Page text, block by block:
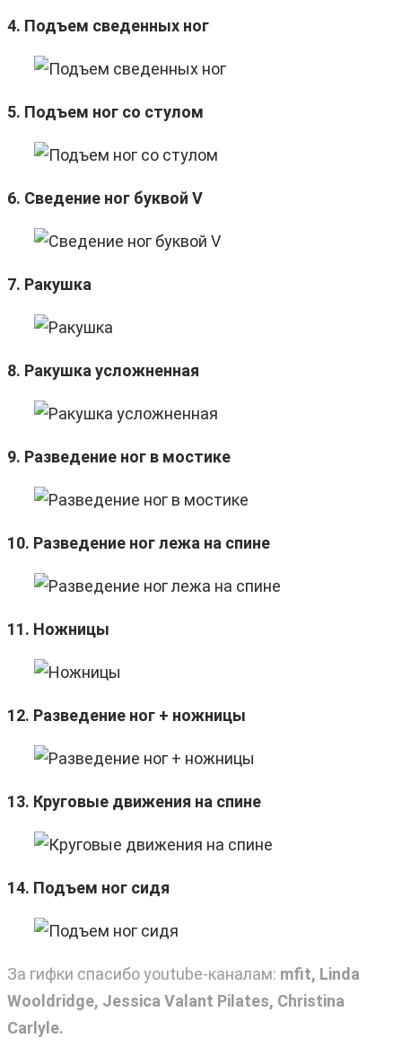
4. Подъем сведенных ног
5. Подъем ног со стулом
6. Сведение ног буквой V
7. Ракушка
8. Ракушка усложненная
9. Разведение ног в мостике
10. Разведение ног лежа на спине
11. Ножницы
12. Разведение ног + ножницы
13. Круговые движения на спине
14. Подъем ног сидя
За гифки спасибо youtube-каналам: mfit, Linda
Wooldridge, Jessica Valant Pilates, Christina
Carlyle.